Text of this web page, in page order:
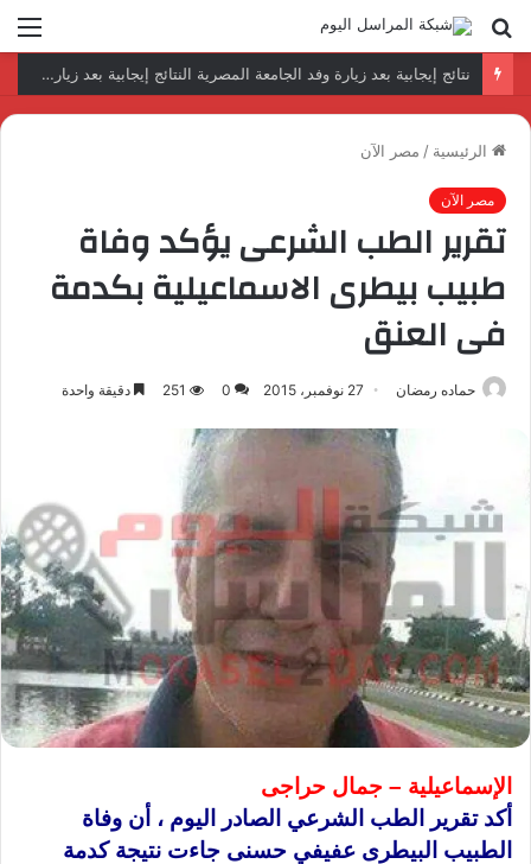
بحث
عن
رئيس المكتب التنفيذي للمجلس العربي للاختصاصات الصحية يبحث مع الأمين العام لجامعة الدول العربية تعزيز التعاون لتطوير النظم الصحية العربية
الرئيسية / مصر الآن
مصر الآن
تقرير الطب الشرعى يؤكد وفاة
طبيب بيطرى الاسماعيلية بكدمة
فى العنق
حماده رمضان 27 نوفمبر، 2015 0
251 دقيقة واحدة
الإسماعيلية – جمال حراجى
أكد تقرير الطب الشرعي الصادر اليوم ، أن وفاة
الطبيب البيطرى عفيفي حسنى جاءت نتيجة كدمة